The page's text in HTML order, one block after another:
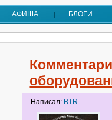
АФИША БЛОГИ
Написал: BTR